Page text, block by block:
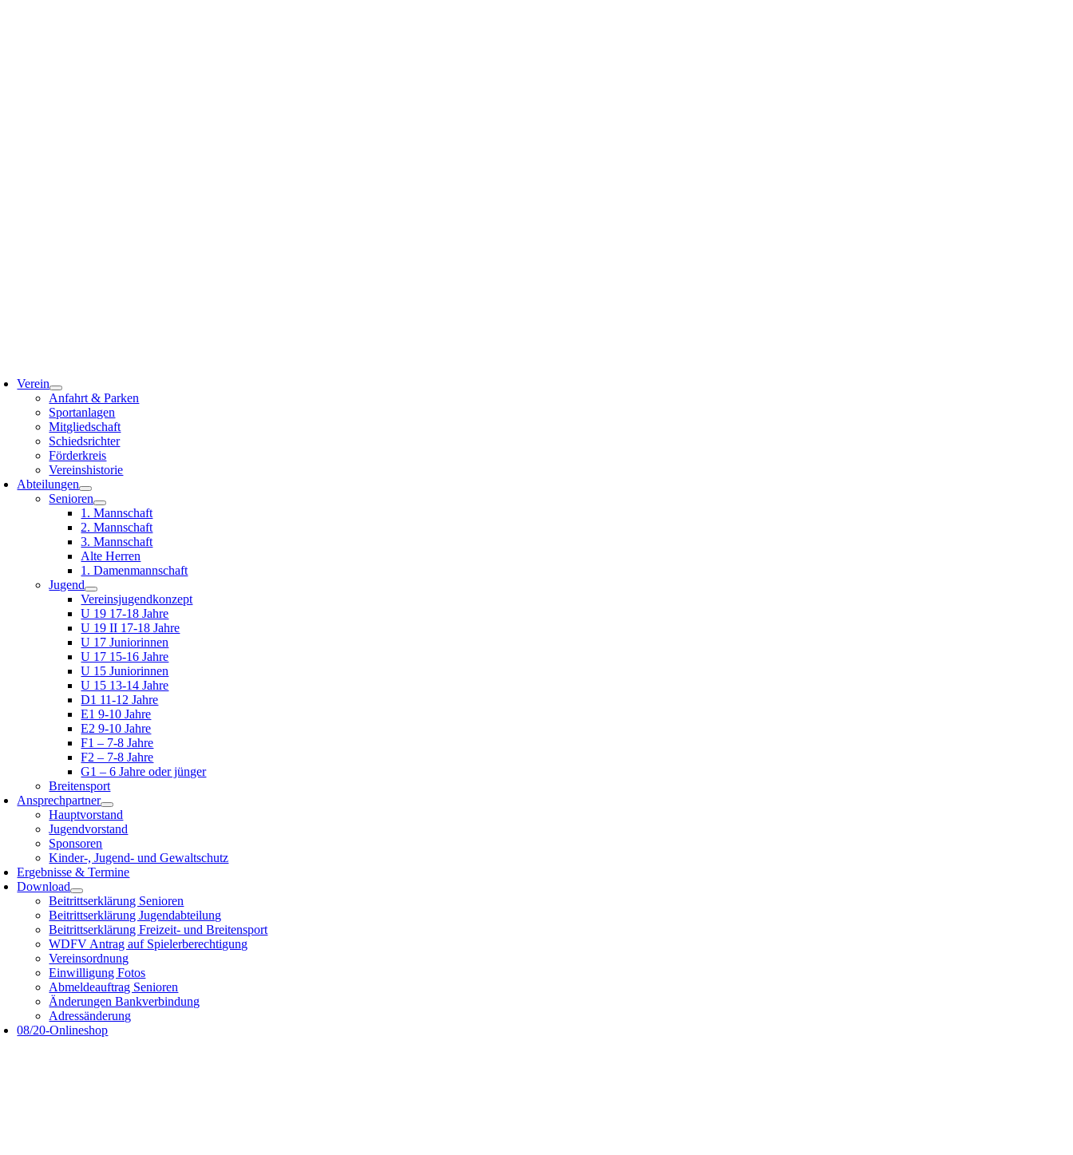
Verein
Anfahrt & Parken
Sportanlagen
Mitgliedschaft
Schiedsrichter
Förderkreis
Vereinshistorie
Abteilungen
Senioren
1. Mannschaft
2. Mannschaft
3. Mannschaft
Alte Herren
1. Damenmannschaft
Jugend
Vereinsjugendkonzept
U 19 17-18 Jahre
U 19 II 17-18 Jahre
U 17 Juniorinnen
U 17 15-16 Jahre
U 15 Juniorinnen
U 15 13-14 Jahre
D1 11-12 Jahre
E1 9-10 Jahre
E2 9-10 Jahre
F1 – 7-8 Jahre
F2 – 7-8 Jahre
G1 – 6 Jahre oder jünger
Breitensport
Ansprechpartner
Hauptvorstand
Jugendvorstand
Sponsoren
Kinder-, Jugend- und Gewaltschutz
Ergebnisse & Termine
Download
Beitrittserklärung Senioren
Beitrittserklärung Jugendabteilung
Beitrittserklärung Freizeit- und Breitensport
WDFV Antrag auf Spielerberechtigung
Vereinsordnung
Einwilligung Fotos
Abmeldeauftrag Senioren
Änderungen Bankverbindung
Adressänderung
08/20-Onlineshop